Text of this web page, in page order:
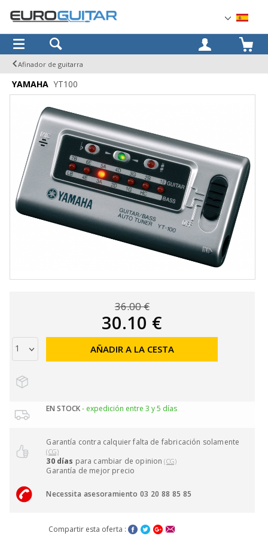
OK
Afinador de guitarra
YAMAHA YT100
36.00 €
30.10 €
AÑADIR A LA CESTA
EN STOCK- expedición entre 3 y 5 días
Garantía contra calquier falta de fabricación solamente
(CG)
30 días para cambiar de opinion(CG)
Garantía de mejor precio
Necessita asesoramiento 03 20 88 85 85
Compartir esta oferta :